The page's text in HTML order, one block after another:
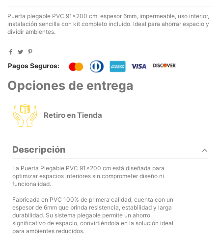
Puerta plegable PVC 91x200 cm, espesor 6mm, impermeable, uso interior,
instalación sencilla con kit completo incluido. Ideal para ahorrar espacio y
dividir ambientes.
Pagos Seguros:
Opciones de entrega
Retiro en Tienda
Descripción
La Puerta Plegable PVC 91x200 cm está diseñada para
optimizar espacios interiores sin comprometer diseño ni
funcionalidad.
Fabricada en PVC 100% de primera calidad, cuenta con un
espesor de 6mm que brinda resistencia, estabilidad y larga
durabilidad. Su sistema plegable permite un ahorro
significativo de espacio, convirtiéndola en la solución ideal
para ambientes reducidos.